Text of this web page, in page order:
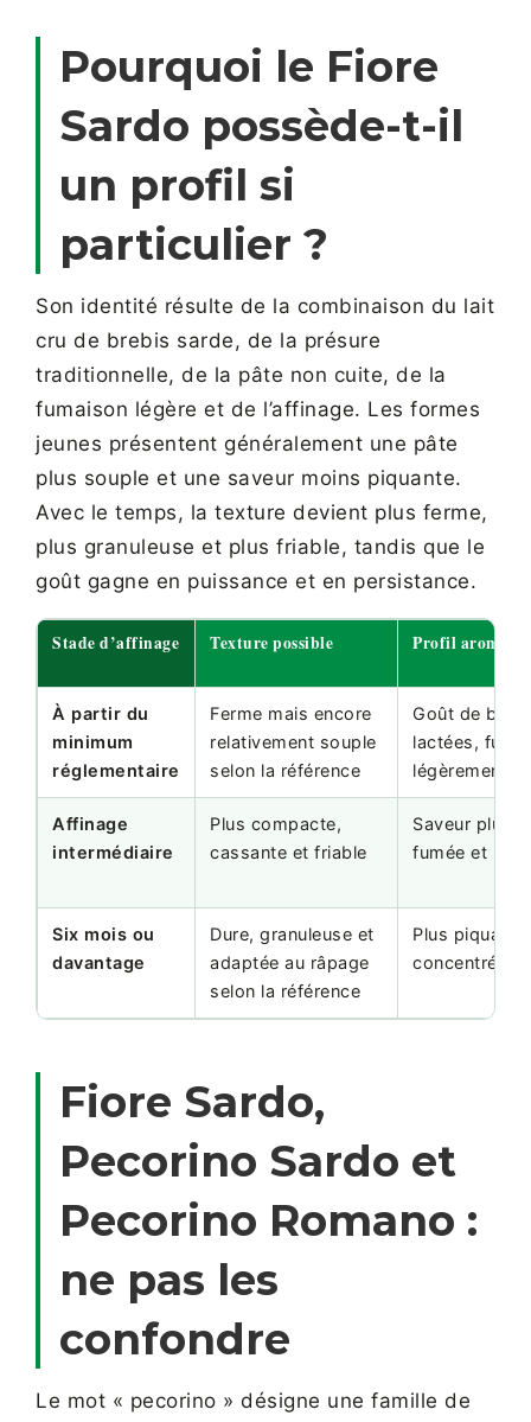
Pourquoi le Fiore
Sardo possède-t-il
un profil si
particulier ?
Son identité résulte de la combinaison du lait
cru de brebis sarde, de la présure
traditionnelle, de la pâte non cuite, de la
fumaison légère et de l’affinage. Les formes
jeunes présentent généralement une pâte
plus souple et une saveur moins piquante.
Avec le temps, la texture devient plus ferme,
plus granuleuse et plus friable, tandis que le
goût gagne en puissance et en persistance.
Stade d’affinage Texture possible Profil
À partir du
minimum
réglementaire
Ferme mais encore
relativement souple
selon la référence
Goût de
lactées,
légèrement
Affinage
intermédiaire
Plus compacte,
cassante et friable
Saveur plus
fumée et
Six mois ou
davantage
Dure, granuleuse et
adaptée au râpage
selon la référence
Plus piquante,
concentrée
Fiore Sardo,
Pecorino Sardo et
Pecorino Romano :
ne pas les
confondre
Le mot « pecorino » désigne une famille de